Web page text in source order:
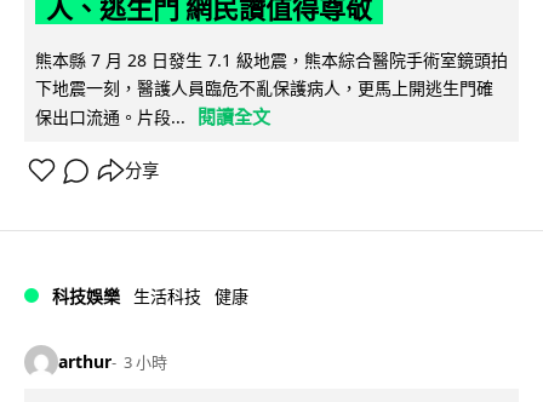
人、逃生門 網民讚值得尊敬
熊本縣 7 月 28 日發生 7.1 級地震，熊本綜合醫院手術室鏡頭拍
下地震一刻，醫護人員臨危不亂保護病人，更馬上開逃生門確
保出口流通。片段...
閱讀全文
分享
科技娛樂 生活科技 健康
arthur 3 小時